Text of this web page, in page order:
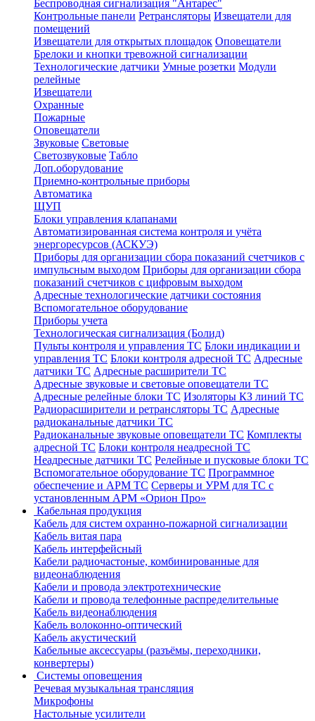
Беспроводная сигнализация "Антарес"
Контрольные панели Ретрансляторы Извещатели для
помещений
Извещатели для открытых площадок Оповещатели
Брелоки и кнопки тревожной сигнализации
Технологические датчики Умные розетки Модули
релейные
Извещатели
Охранные
Пожарные
Оповещатели
Звуковые Световые
Светозвуковые Табло
Доп.оборудование
Приемно-контрольные приборы
Автоматика
ЩУП
Блоки управления клапанами
Автоматизированная система контроля и учёта
энергоресурсов (АСКУЭ)
Приборы для организации сбора показаний счетчиков с
импульсным выходом Приборы для организации сбора
показаний счетчиков с цифровым выходом
Адресные технологические датчики состояния
Вспомогательное оборудование
Приборы учета
Технологическая сигнализация (Болид)
Пульты контроля и управления ТС Блоки индикации и
управления ТС Блоки контроля адресной ТС Адресные
датчики ТС Адресные расширители ТС
Адресные звуковые и световые оповещатели ТС
Адресные релейные блоки ТС Изоляторы КЗ линий ТС
Радиорасширители и ретрансляторы ТС Адресные
радиоканальные датчики ТС
Радиоканальные звуковые оповещатели ТС Комплекты
адресной ТС Блоки контроля неадресной ТС
Неадресные датчики ТС Релейные и пусковые блоки ТС
Вспомогательное оборудование ТС Программное
обеспечение и АРМ ТС Серверы и УРМ для ТС с
установленным АРМ «Орион Про»
Кабельная продукция
Кабель для систем охранно-пожарной сигнализации
Кабель витая пара
Кабель интерфейсный
Кабели радиочастоные, комбинированные для
видеонаблюдения
Кабели и провода электротехнические
Кабели и провода телефонные распределительные
Кабель видеонаблюдения
Кабель волоконно-оптический
Кабель акустический
Кабельные аксессуары (разъёмы, переходники,
конвертеры)
Системы оповещения
Речевая музыкальная трансляция
Микрофоны
Настольные усилители